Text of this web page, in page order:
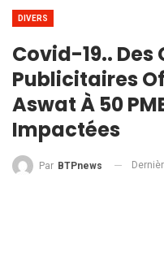
DIVERS
Covid-19..
Publicitaires
Aswat À 50
Impactées
Par BTPnews